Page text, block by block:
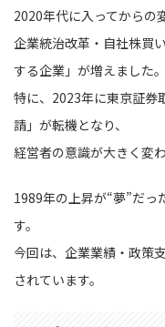
2020年代に入ってからの
企業統治改革・自社株買
する企業」が増えました。
特に、2023年に東京証券
請」が転機となり、
経営者の意識が大きく変
1989年の上昇が“夢”だっ
す。
今回は、企業業績・政策
されています。